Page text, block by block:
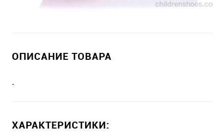
ОПИСАНИЕ ТОВАРА
-
ХАРАКТЕРИСТИКИ: